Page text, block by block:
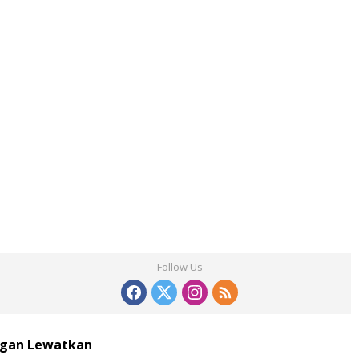
Follow Us
Lewatkan